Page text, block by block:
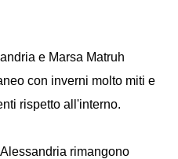
e Marsa Matruh
con inverni molto miti e
rispetto all'interno.
rimangono